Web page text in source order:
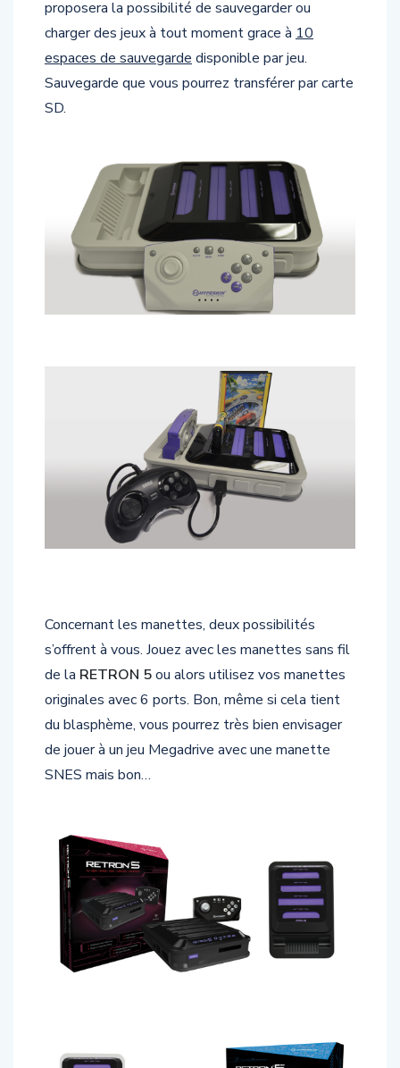
charger des jeux à tout moment grace à 10
espaces de sauvegardedisponible par jeu.
Sauvegarde que vous pourrez transférer par carte
SD.
s’offrent à vous. Jouez avec les manettes sans fil
de laRETRON 5ou alors utilisez vos manettes
originales avec 6 ports. Bon, même si cela tient
du blasphème, vous pourrez très bien envisager
de jouer à un jeu Megadrive avec une manette
SNES mais bon…